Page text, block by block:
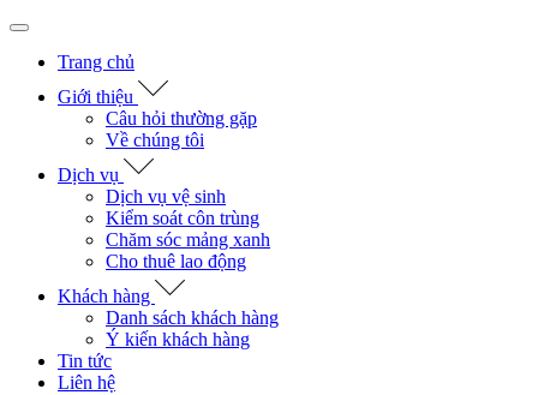
Trang chủ
Giới thiệu
Câu hỏi thường gặp
Về chúng tôi
Dịch vụ
Dịch vụ vệ sinh
Kiểm soát côn trùng
Chăm sóc mảng xanh
Cho thuê lao động
Khách hàng
Danh sách khách hàng
Ý kiến khách hàng
Tin tức
Liên hệ